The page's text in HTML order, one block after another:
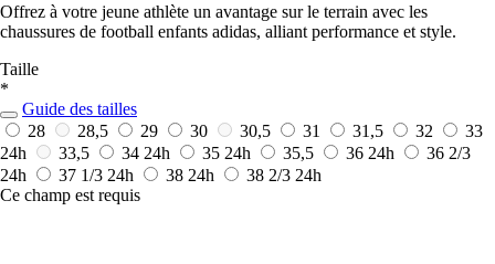
Offrez à votre jeune athlète un avantage sur le terrain avec les
chaussures de football enfants adidas, alliant performance et style.
Taille
*
Guide des tailles
28
28,5 29 30 30,5 31 31,5 32
33
24h
33,5 34 24h 35 24h 35,5 36 24h
36 2/3
24h
37 1/3 24h 38 24h 38 2/3 24h
Ce champ est requis